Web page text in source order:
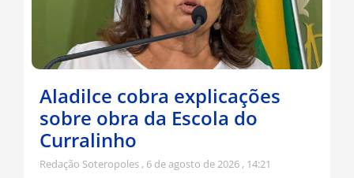
Aladilce cobra explicações
sobre obra da Escola do
Curralinho
Redação Soteropoles 6 de agosto de 2026 14:21